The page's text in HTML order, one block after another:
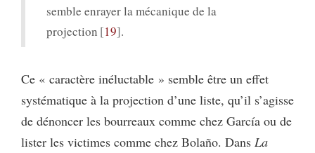
semble enrayer la mécanique de la
projection 19 .
Ce « caractère inéluctable » semble être un effet
systématique à la projection d’une liste, qu’il s’agisse
de dénoncer les bourreaux comme chez García ou de
lister les victimes comme chez Bolaño. Dans La